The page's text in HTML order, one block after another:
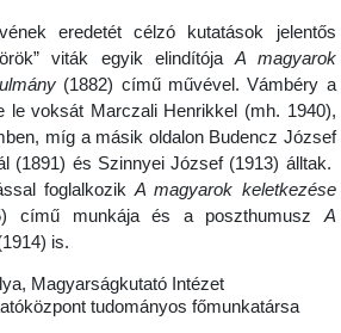
eredetét célzó kutatások jelentős
viták egyik elindítójaA magyarok
(1882) című művével. Vámbéry a
le voksát Marczali Henrikkel (mh. 1940),
míg a másik oldalon Budencz József
(1891) és Szinnyei József (1913) álltak.
foglalkozikA magyarok keletkezése
című munkája és a poszthumuszA
is.
Magyarságkutató Intézet
tudományos főmunkatársa